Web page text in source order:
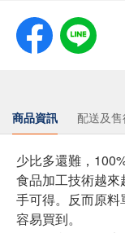
商品資訊 配送及
少比多還難，
食品加工技術越
手可得。反而原
容易買到。